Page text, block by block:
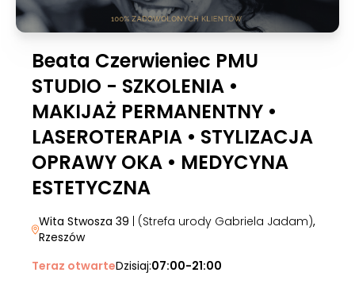
Beata Czerwieniec PMU
STUDIO - SZKOLENIA •
MAKIJAŻ PERMANENTNY •
LASEROTERAPIA • STYLIZACJA
OPRAWY OKA • MEDYCYNA
ESTETYCZNA
Wita Stwosza 39 | (Strefa urody Gabriela Jadam),
Rzeszów
Teraz otwarteDzisiaj:07:00-21:00